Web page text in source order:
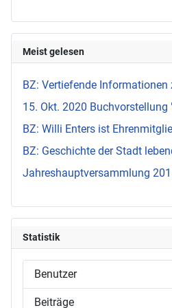
Meist gelesen
BZ: Vertiefende
15. Okt. 2020
BZ: Willi Enters ist
BZ: Geschichte der Stadt
Jahreshauptversammlung
Statistik
Benutzer
Beiträge